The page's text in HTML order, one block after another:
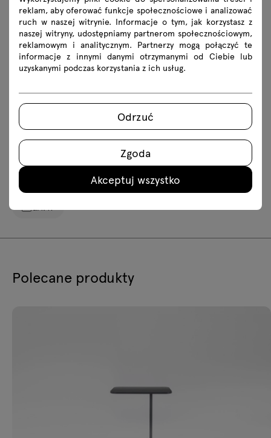
Pobierz
Kolekcje gabinetowe Lookbook
Zdjęcia
Zasady użytkowania
Pobierz modele 3D wszystkich symboli z kolekcji
2D dwg 3D dwg 3D 3ds
fbx
Polecane produkty
reklam, aby oferować funkcje społecznościowe i analizować
ruch w naszej witrynie. Informacje o tym, jak korzystasz z
naszej witryny, udostępniamy partnerom społecznościowym,
reklamowym i analitycznym. Partnerzy mogą połączyć te
informacje z innymi danymi otrzymanymi od Ciebie lub
uzyskanymi podczas korzystania z ich usług.
Odrzuć
Zgoda
Akceptuj wszystko